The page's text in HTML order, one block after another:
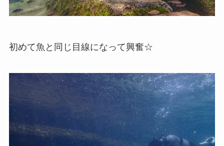
初めて魚と同じ目線になって興奮☆